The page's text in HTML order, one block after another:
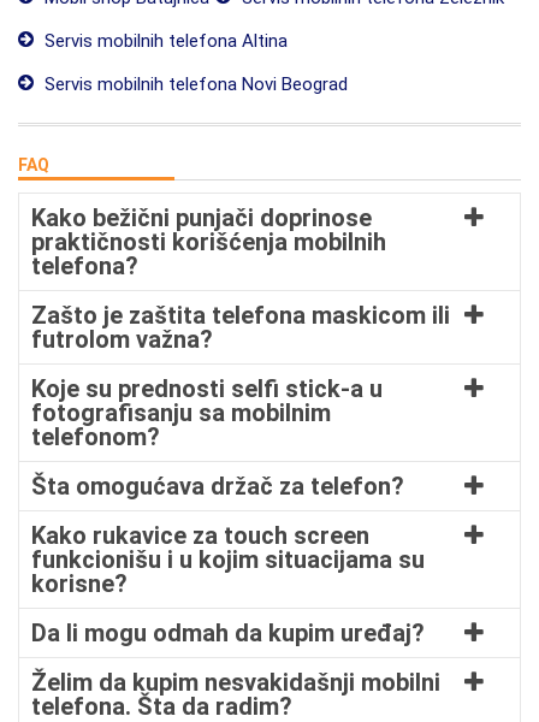
Servis mobilnih telefona Altina
Servis mobilnih telefona Novi Beograd
FAQ
Kako bežični punjači doprinose
praktičnosti korišćenja mobilnih
telefona?
Zašto je zaštita telefona maskicom ili
futrolom važna?
Koje su prednosti selfi stick-a u
fotografisanju sa mobilnim
telefonom?
Šta omogućava držač za telefon?
Kako rukavice za touch screen
funkcionišu i u kojim situacijama su
korisne?
Da li mogu odmah da kupim uređaj?
Želim da kupim nesvakidašnji mobilni
telefona. Šta da radim?